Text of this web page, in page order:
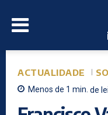
ACTUALIDADE
Menos de 1 min. de